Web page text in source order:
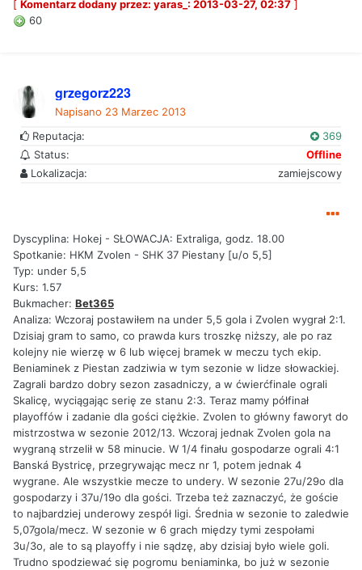
[ Komentarz dodany przez: yaras_: 2013-03-27, 02:37 ]
60
grzegorz223
Napisano 23 Marzec 2013
Reputacja:
369
Status:
Offline
Lokalizacja:
zamiejscowy
Dyscyplina: Hokej - SŁOWACJA: Extraliga, godz. 18.00
Spotkanie: HKM Zvolen - SHK 37 Piestany [u/o 5,5]
Typ: under 5,5
Kurs: 1.57
Bukmacher: Bet365
Analiza: Wczoraj postawiłem na under 5,5 gola i Zvolen wygrał 2:1.
Dzisiaj gram to samo, co prawda kurs troszkę niższy, ale po raz
kolejny nie wierzę w 6 lub więcej bramek w meczu tych ekip.
Beniaminek z Piestan zadziwia w tym sezonie w lidze słowackiej.
Zagrali bardzo dobry sezon zasadniczy, a w ćwierćfinale ograli
Skalicę, wyciągając serię ze stanu 2:3. Teraz mamy półfinał
playoffów i zadanie dla gości ciężkie. Zvolen to główny faworyt do
mistrzostwa w sezonie 2012/13. Wczoraj jednak Zvolen gola na
wygraną strzelił w 58 minucie. W 1/4 finału gospodarze ograli 4:1
Banská Bystricę, przegrywając mecz nr 1, potem jednak 4
wygrane. Ale wszystkie mecze to undery. W sezonie 27u/29o dla
gospodarzy i 37u/19o dla gości. Trzeba też zaznaczyć, że goście
to najbardziej underowy zespół ligi. Średnia w sezonie to zaledwie
5,07gola/mecz. W sezonie w 6 grach między tymi zespołami
3u/3o, ale to są playoffy i nie sądzę, aby dzisiaj było wiele goli.
Trudno spodziewać się pogromu beniaminka, bo już w sezonie